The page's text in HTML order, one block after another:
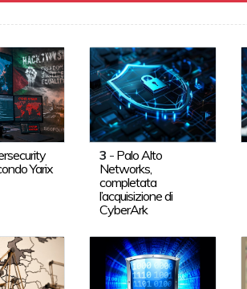
Yarix
3 - Palo Alto
Networks,
completata
l’acquisizione di
CyberArk